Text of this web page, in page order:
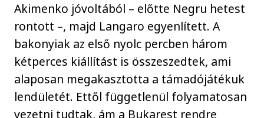
Akimenko jóvoltából – előtte Negru hetest
rontott –, majd Langaro egyenlített. A
bakonyiak az első nyolc percben három
kétperces kiállítást is összeszedtek, ami
alaposan megakasztotta a támadójátékuk
lendületét. Ettől függetlenül folyamatosan
vezetni tudtak, ám a Bukarest rendre